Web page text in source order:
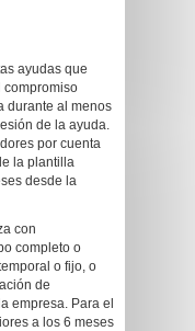
ayudas que
compromiso
durante al menos
de la ayuda.
por cuenta
la plantilla
desde la
con
completo o
o fijo, o
de
empresa. Para el
a los 6 meses